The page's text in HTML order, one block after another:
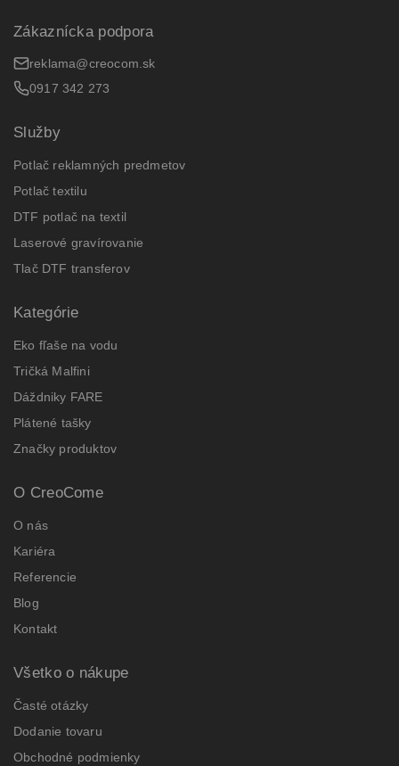
Zákaznícka podpora
reklama@creocom.sk
0917 342 273
Služby
Potlač reklamných predmetov
Potlač textilu
DTF potlač na textil
Laserové gravírovanie
Tlač DTF transferov
Kategórie
Eko fľaše na vodu
Tričká Malfini
Dáždniky FARE
Plátené tašky
Značky produktov
O CreoCome
O nás
Kariéra
Referencie
Blog
Kontakt
Všetko o nákupe
Časté otázky
Dodanie tovaru
Obchodné podmienky